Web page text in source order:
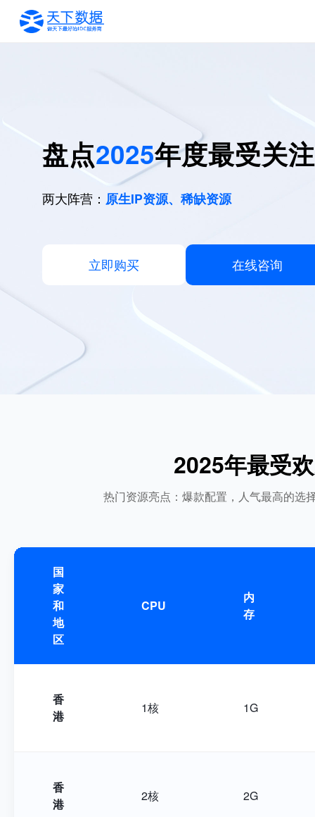
盘点2025年度最受关
两大阵营： 原生IP资源、 稀缺资源
立即购买 在线咨询
2025年最受
热门资源亮点：爆款配置，人气最高的选
国
家
和
地
区
CPU
内
存
香
港
1核 1G
香
港
2核 2G